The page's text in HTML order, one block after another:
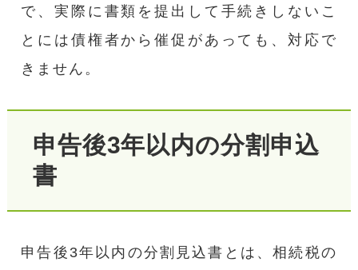
で、実際に書類を提出して手続きしないこ
とには債権者から催促があっても、対応で
きません。
申告後3年以内の分割申込
書
申告後3年以内の分割見込書とは、相続税の